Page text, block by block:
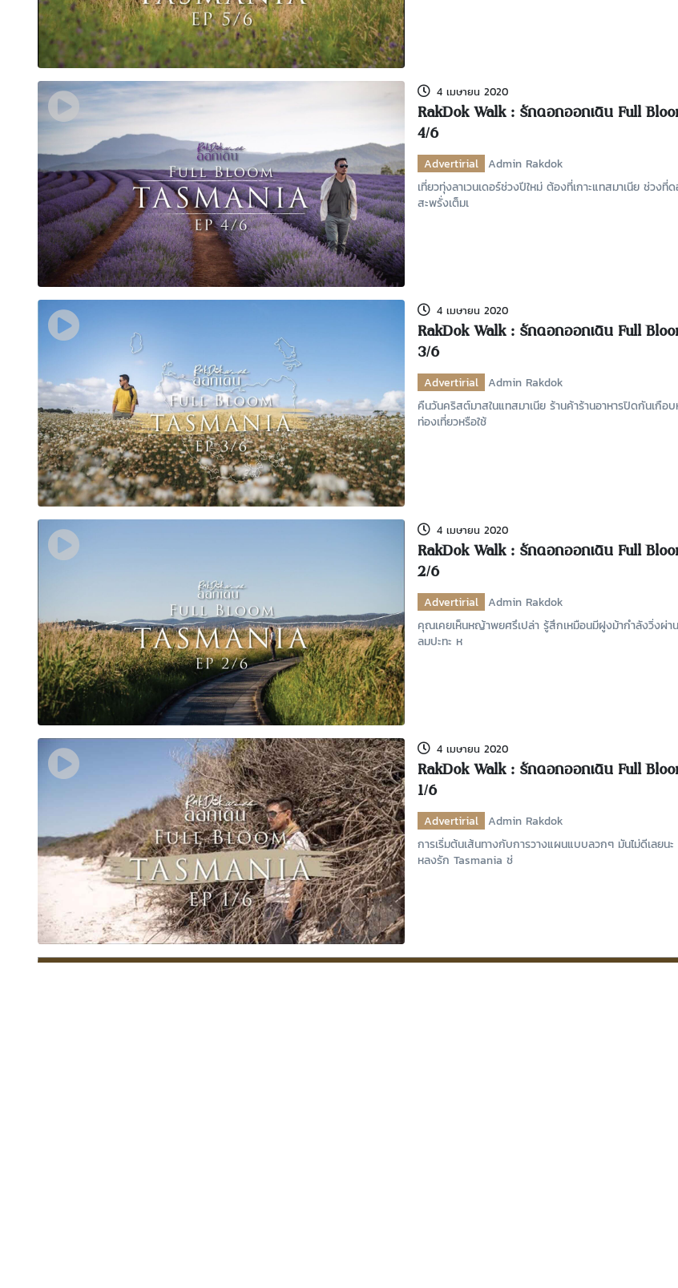
4 เมษายน 2020
RakDok Walk : รักดอกออกเดิน Full
4/6
Advertirial
Admin Rakdok
เที่ยวทุ่งลาเวนเดอร์ช่วงปีใหม่ ต้องที่เกาะแทสมาเนีย ช่วงที่
สะพรั่งเต็มเ
4 เมษายน 2020
RakDok Walk : รักดอกออกเดิน Full
3/6
Advertirial
Admin Rakdok
คืนวันคริสต์มาสในแทสมาเนีย ร้านค้าร้านอาหารปิดกันเกื
ท่องเที่ยวหรือใช้
4 เมษายน 2020
RakDok Walk : รักดอกออกเดิน Full
2/6
Advertirial
Admin Rakdok
คุณเคยเห็นหญ้าพยศรึเปล่า รู้สึกเหมือนมีฝูงม้ากำลังวิ่งผ่าน
ลมปะทะ ห
4 เมษายน 2020
RakDok Walk : รักดอกออกเดิน Full
1/6
Advertirial
Admin Rakdok
การเริ่มต้นเส้นทางกับการวางแผนแบบลวกๆ มันไม่ดีเลยน
หลงรัก Tasmania ช่